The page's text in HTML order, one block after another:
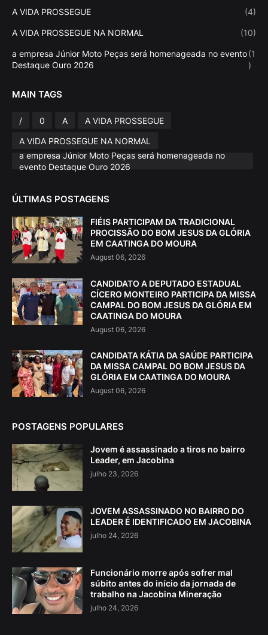
A VIDA PROSSEGUE (4)
A VIDA PROSSEGUE NA NORMAL (10)
a empresa Júnior Moto Peças será homenageada no evento
Destaque Ouro 2026
(1
)
MAIN TAGS
/ 0 A
A VIDA PROSSEGUE
A VIDA PROSSEGUE NA NORMAL
a empresa Júnior Moto Peças será homenageada no
evento Destaque Ouro 2026
ÚLTIMAS POSTAGENS
FIÉIS PARTICIPAM DA TRADICIONAL
PROCISSÃO DO BOM JESUS DA GLÓRIA
EM CAATINGA DO MOURA
August 06, 2026
CANDIDATO A DEPUTADO ESTADUAL
CÍCERO MONTEIRO PARTICIPA DA MISSA
CAMPAL DO BOM JESUS DA GLÓRIA EM
CAATINGA DO MOURA
August 06, 2026
CANDIDATA KÁTIA DA SAÚDE PARTICIPA
DA MISSA CAMPAL DO BOM JESUS DA
GLÓRIA EM CAATINGA DO MOURA
August 06, 2026
POSTAGENS POPULARES
Jovem é assassinado a tiros no bairro
Leader, em Jacobina
julho 23, 2026
JOVEM ASSASSINADO NO BAIRRO DO
LEADER É IDENTIFICADO EM JACOBINA
julho 24, 2026
Funcionário morre após sofrer mal
súbito antes do início da jornada de
trabalho na Jacobina Mineração
julho 24, 2026